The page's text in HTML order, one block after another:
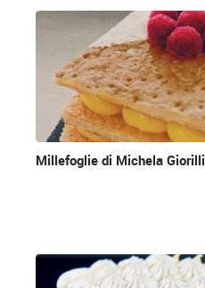
News
Millefoglie di Michela Giorilli